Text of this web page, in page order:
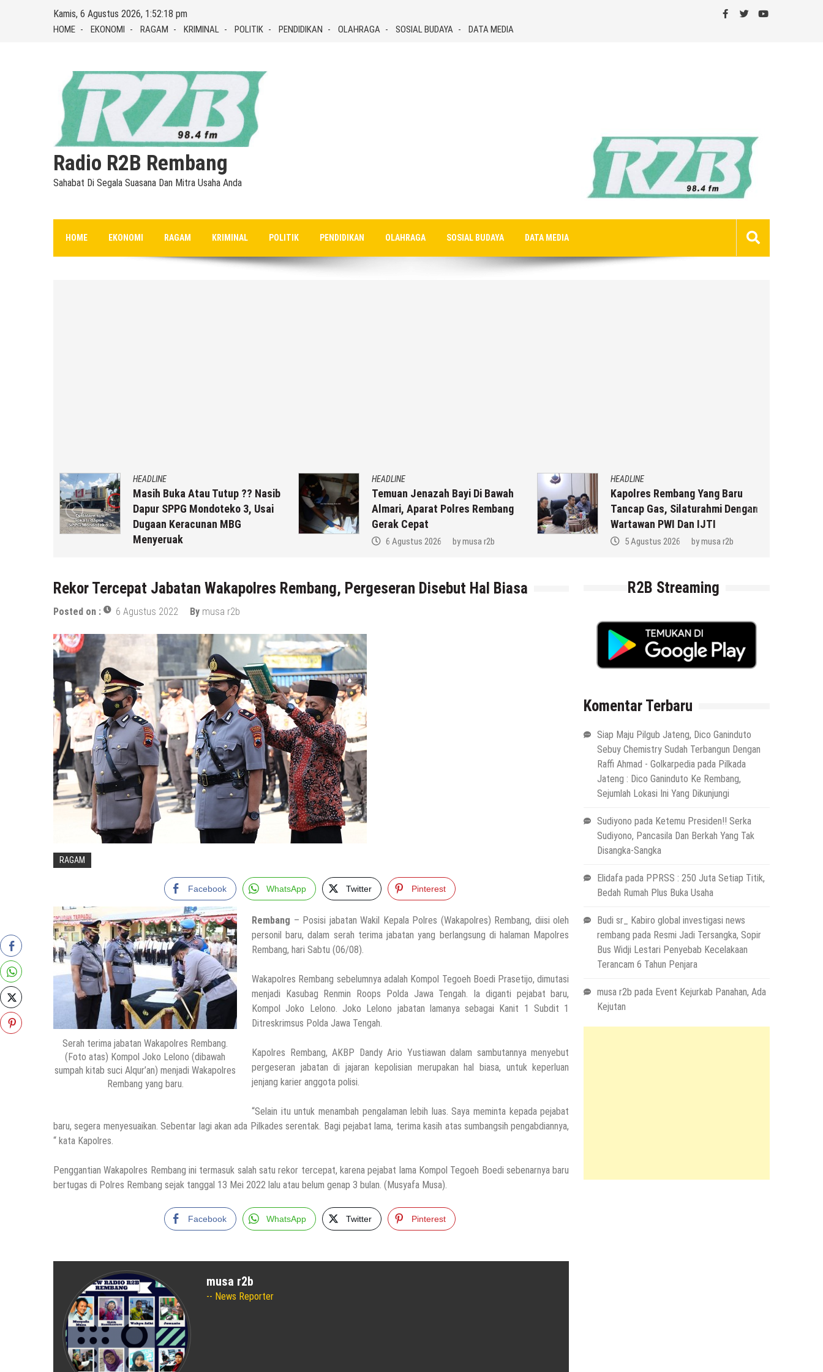
Kamis, 6 Agustus 2026, 1:52:18 pm
HOME EKONOMI RAGAM KRIMINAL POLITIK PENDIDIKAN OLAHRAGA SOSIAL BUDAYA DATA MEDIA
Radio R2B Rembang
Sahabat Di Segala Suasana Dan Mitra Usaha Anda
HOME EKONOMI RAGAM KRIMINAL POLITIK PENDIDIKAN OLAHRAGA SOSIAL BUDAYA DATA MEDIA
HEADLINE
Masih Buka Atau Tutup ?? Nasib
Dapur SPPG Mondoteko 3, Usai
Dugaan Keracunan MBG
Menyeruak
HEADLINE
Temuan Jenazah Bayi Di Bawah
Almari, Aparat Polres Rembang
Gerak Cepat
6 Agustus 2026 bymusa r2b
HEADLINE
Kapolres Rembang Yang Baru
Tancap Gas, Silaturahmi Dengan
Wartawan PWI Dan IJTI
5 Agustus 2026 bymusa r2b
Rekor Tercepat Jabatan Wakapolres Rembang, Pergeseran Disebut Hal Biasa
Posted on : 6 Agustus 2022 By musa r2b
RAGAM
Facebook WhatsApp Twitter Pinterest
Serah terima jabatan Wakapolres Rembang.
(Foto atas) Kompol Joko Lelono (dibawah
sumpah kitab suci Alqur’an) menjadi Wakapolres
Rembang yang baru.
Rembang – Posisi jabatan Wakil Kepala Polres (Wakapolres) Rembang, diisi oleh
personil baru, dalam serah terima jabatan yang berlangsung di halaman Mapolres
Rembang, hari Sabtu (06/08).
Wakapolres Rembang sebelumnya adalah Kompol Tegoeh Boedi Prasetijo, dimutasi
menjadi Kasubag Renmin Roops Polda Jawa Tengah. Ia diganti pejabat baru,
Kompol Joko Lelono. Joko Lelono jabatan lamanya sebagai Kanit 1 Subdit 1
Ditreskrimsus Polda Jawa Tengah.
Kapolres Rembang, AKBP Dandy Ario Yustiawan dalam sambutannya menyebut
pergeseran jabatan di jajaran kepolisian merupakan hal biasa, untuk keperluan
jenjang karier anggota polisi.
“Selain itu untuk menambah pengalaman lebih luas. Saya meminta kepada pejabat
baru, segera menyesuaikan. Sebentar lagi akan ada Pilkades serentak. Bagi pejabat lama, terima kasih atas sumbangsih pengabdiannya,
“ kata Kapolres.
Penggantian Wakapolres Rembang ini termasuk salah satu rekor tercepat, karena pejabat lama Kompol Tegoeh Boedi sebenarnya baru
bertugas di Polres Rembang sejak tanggal 13 Mei 2022 lalu atau belum genap 3 bulan. (Musyafa Musa).
Facebook WhatsApp Twitter Pinterest
musa r2b
News Reporter
R2B Streaming
Komentar Terbaru
Siap Maju Pilgub Jateng, Dico Ganinduto
Sebuy Chemistry Sudah Terbangun Dengan
Raffi Ahmad - Golkarpedia pada Pilkada
Jateng : Dico Ganinduto Ke Rembang,
Sejumlah Lokasi Ini Yang Dikunjungi
Sudiyono pada Ketemu Presiden!! Serka
Sudiyono, Pancasila Dan Berkah Yang Tak
Disangka-Sangka
Elidafa pada PPRSS : 250 Juta Setiap Titik,
Bedah Rumah Plus Buka Usaha
Budi sr_ Kabiro global investigasi news
rembang pada Resmi Jadi Tersangka, Sopir
Bus Widji Lestari Penyebab Kecelakaan
Terancam 6 Tahun Penjara
musa r2b pada Event Kejurkab Panahan, Ada
Kejutan